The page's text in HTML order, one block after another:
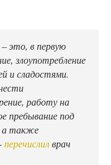
это, в первую
злоупотребление
и сладостями.
работу на
пребывание под
а также
перечислилврач